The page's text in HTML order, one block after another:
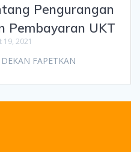
Pengurangan
Pembayaran UKT
19, 2021
FAPETKAN